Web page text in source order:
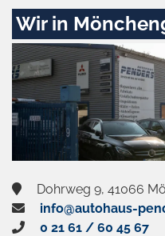
Wir in
Dohrweg 9, 41066
info@autohaus-
0 21 61 / 60 45 67